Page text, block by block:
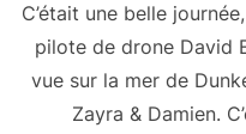
C’était une belle
pilote de drone David
vue sur la mer de
Zayra & Damien.